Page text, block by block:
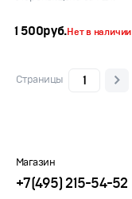
1 500руб.Нет в наличии
Страницы
Магазин
+7(495) 215-54-52